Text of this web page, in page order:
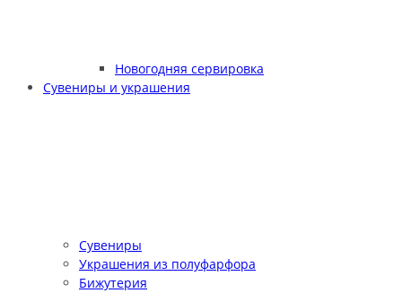
Новогодняя сервировка
Сувениры и украшения
Сувениры
Украшения из полуфарфора
Бижутерия